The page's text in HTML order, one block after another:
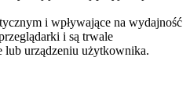
i wpływające na wydajność
i są trwale
lub urządzeniu użytkownika.